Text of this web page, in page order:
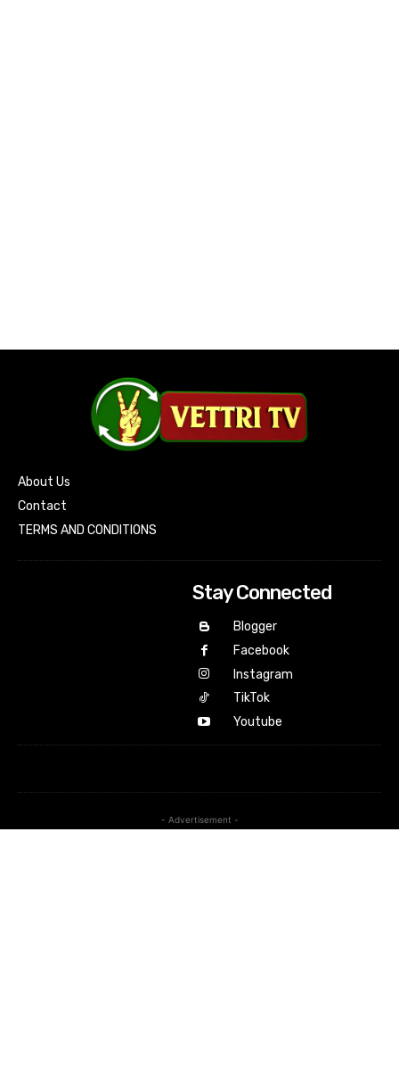
About Us
Contact
TERMS AND CONDITIONS
Stay Connected
Blogger
Facebook
Instagram
TikTok
Youtube
- Advertisement -